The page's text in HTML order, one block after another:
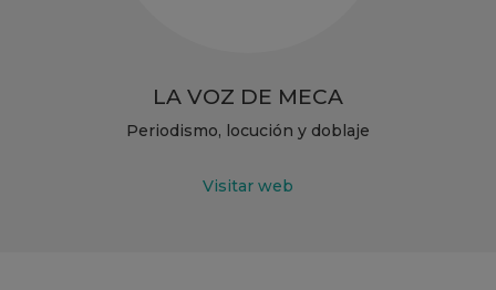
LA VOZ DE MECA
Periodismo, locución y doblaje
Visitar web